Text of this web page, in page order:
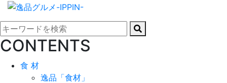
CONTENTS
食 材
逸品「食材」